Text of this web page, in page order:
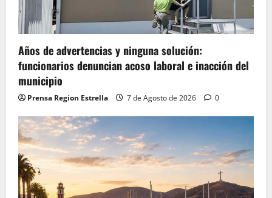
Años de advertencias y ninguna solución:
funcionarios denuncian acoso laboral e inacción del
municipio
Prensa Region Estrella 7 de Agosto de 2026 0